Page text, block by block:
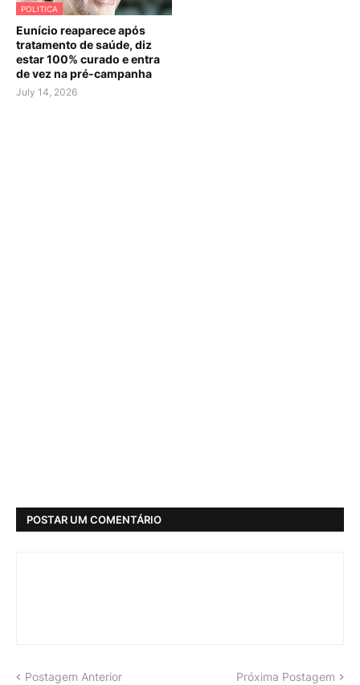
POLITICA
Eunício reaparece após
tratamento de saúde, diz
estar 100% curado e entra
de vez na pré-campanha
July 14, 2026
POSTAR UM COMENTÁRIO
Postagem Anterior Próxima Postagem